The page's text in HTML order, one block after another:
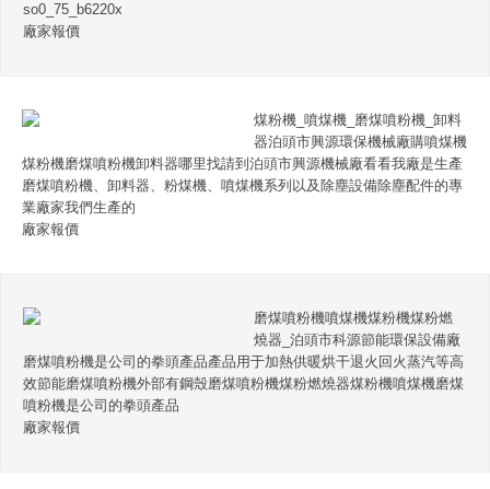
so0_75_b6220x
廠家報價
煤粉機_噴煤機_磨煤噴粉機_卸料
器泊頭市興源環保機械廠購噴煤機
煤粉機磨煤噴粉機卸料器哪里找請到泊頭市興源機械廠看看我廠是生產
磨煤噴粉機、卸料器、粉煤機、噴煤機系列以及除塵設備除塵配件的專
業廠家我們生產的
廠家報價
磨煤噴粉機噴煤機煤粉機煤粉燃
燒器_泊頭市科源節能環保設備廠
磨煤噴粉機是公司的拳頭產品產品用于加熱供暖烘干退火回火蒸汽等高
效節能磨煤噴粉機外部有鋼殼磨煤噴粉機煤粉燃燒器煤粉機噴煤機磨煤
噴粉機是公司的拳頭產品
廠家報價